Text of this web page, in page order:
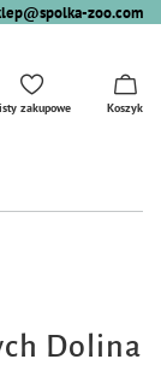
zoo.com
zakupowe Koszyk
Dolina